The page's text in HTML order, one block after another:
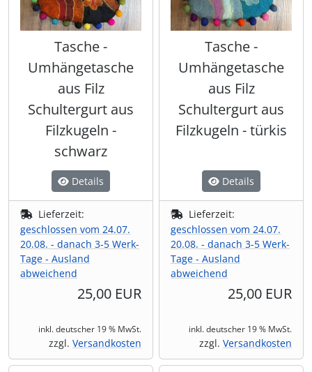
Tasche -
Umhängetasche
aus Filz
Schultergurt aus
Filzkugeln -
schwarz
Details
Lieferzeit:
geschlossen vom 24.07.
20.08. - danach 3-5 Werk-
Tage - Ausland
abweichend
25,00 EUR
inkl. deutscher 19 % MwSt.
zzgl. Versandkosten
Tasche -
Umhängetasche
aus Filz
Schultergurt aus
Filzkugeln - türkis
Details
Lieferzeit:
geschlossen vom 24.07.
20.08. - danach 3-5 Werk-
Tage - Ausland
abweichend
25,00 EUR
inkl. deutscher 19 % MwSt.
zzgl. Versandkosten